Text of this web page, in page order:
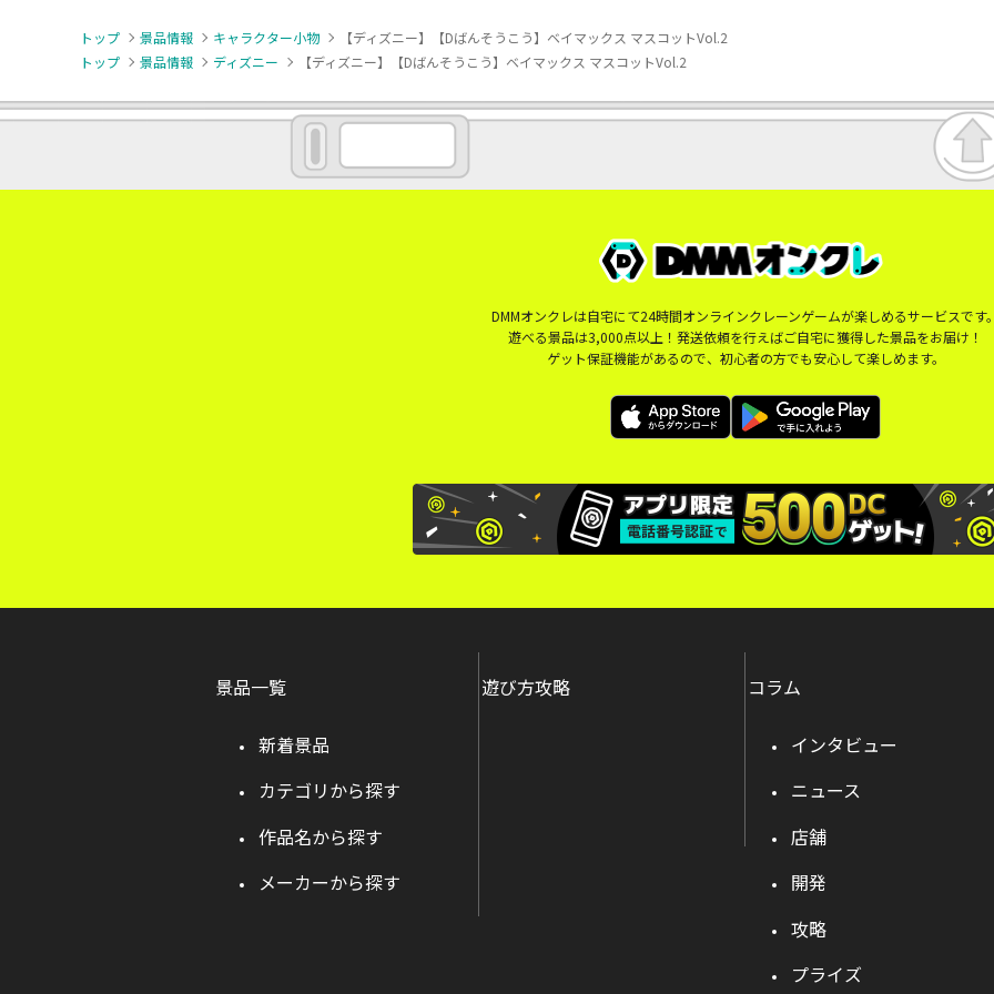
トップ 景品情報 キャラクター小物
【ディズニー】【Dばんそうこう】ベイマックス マスコットVol.2
トップ
景品情報 ディズニー 【ディズニー】【Dばんそうこう】ベイマックス マスコットVol.2
DMMオンクレは自宅にて24時間オンラインクレーンゲームが楽しめるサービスです
遊べる景品は3,000点以上！発送依頼を行えばご自宅に獲得した景品をお届け！
ゲット保証機能があるので、初心者の方でも安心して楽しめます。
景品一覧
新着景品
カテゴリから探す
作品名から探す
メーカーから探す
遊び方攻略 コラム
インタビュー
ニュース
店舗
開発
攻略
プライズ